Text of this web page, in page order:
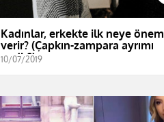
Kadınlar, erkekte ilk neye önem
verir? (Çapkın-zampara ayrımı
nedir?)
10/07/2019